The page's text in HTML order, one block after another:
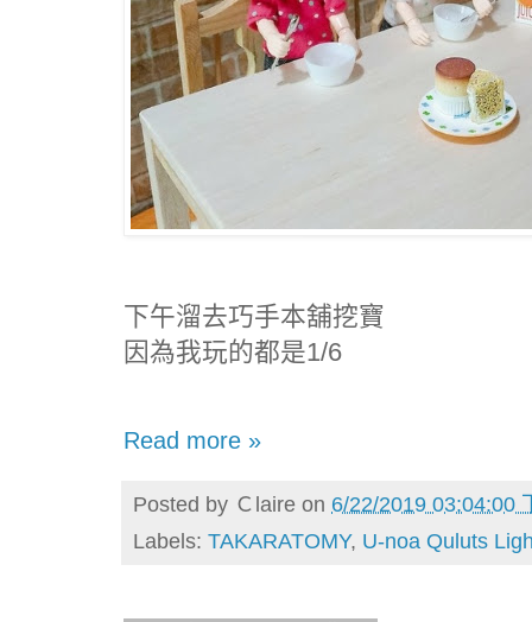
下午溜去巧手本舖挖寶
因為我玩的都是1/6
Read more »
Posted by Ｃlaire on 6/22/2019 03:04:00
Labels: TAKARATOMY, U-noa Quluts